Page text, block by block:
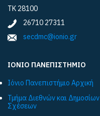
ΤΚ 28100
26710 27311
secdmc@ionio.gr
ΙΟΝΙΟ ΠΑΝΕΠΙΣΤΗΜΙΟ
Ιόνιο Πανεπιστήμιο Αρχική
Τμήμα Διεθνών και Δημοσίων
Σχέσεων